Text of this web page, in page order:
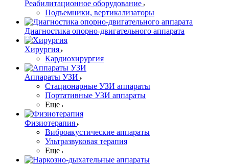
Реабилитационное оборудование
Подъемники, вертикализаторы
Диагностика опорно-двигательного аппарата
Хирургия
Кардиохирургия
Аппараты УЗИ
Стационарные УЗИ аппараты
Портативные УЗИ аппараты
Еще
Физиотерапия
Виброакустические аппараты
Ультразвуковая терапия
Еще